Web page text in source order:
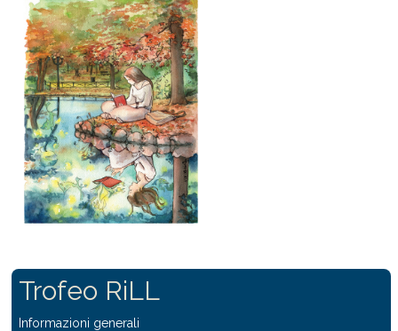
Trofeo RiLL
Informazioni generali